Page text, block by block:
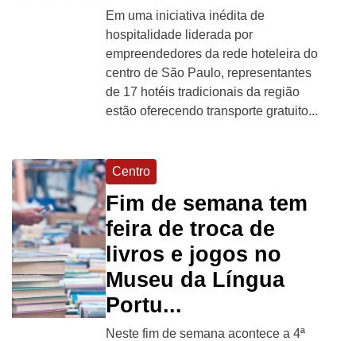
Em uma iniciativa inédita de
hospitalidade liderada por
empreendedores da rede hoteleira do
centro de São Paulo, representantes
de 17 hotéis tradicionais da região
estão oferecendo transporte gratuito...
Centro
Fim de semana tem
feira de troca de
livros e jogos no
Museu da Língua
Portu...
Neste fim de semana acontece a 4ª